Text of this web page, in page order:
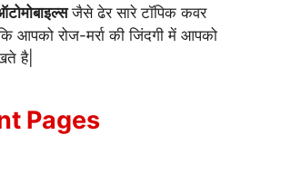
जैसे ढेर सारे टॉपिक कवर
आपको रोज-मर्रा की जिंदगी में आपको
है|
Pages